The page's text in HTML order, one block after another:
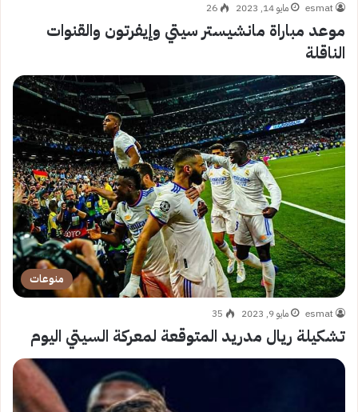
esmat مايو 14, 2023 26
موعد مباراة مانشيستر سيتي وإيفرتون والقنوات
الناقلة
منوعات
esmat مايو 9, 2023 35
تشكيلة ريال مدريد المتوقعة لمعركة السيتي اليوم